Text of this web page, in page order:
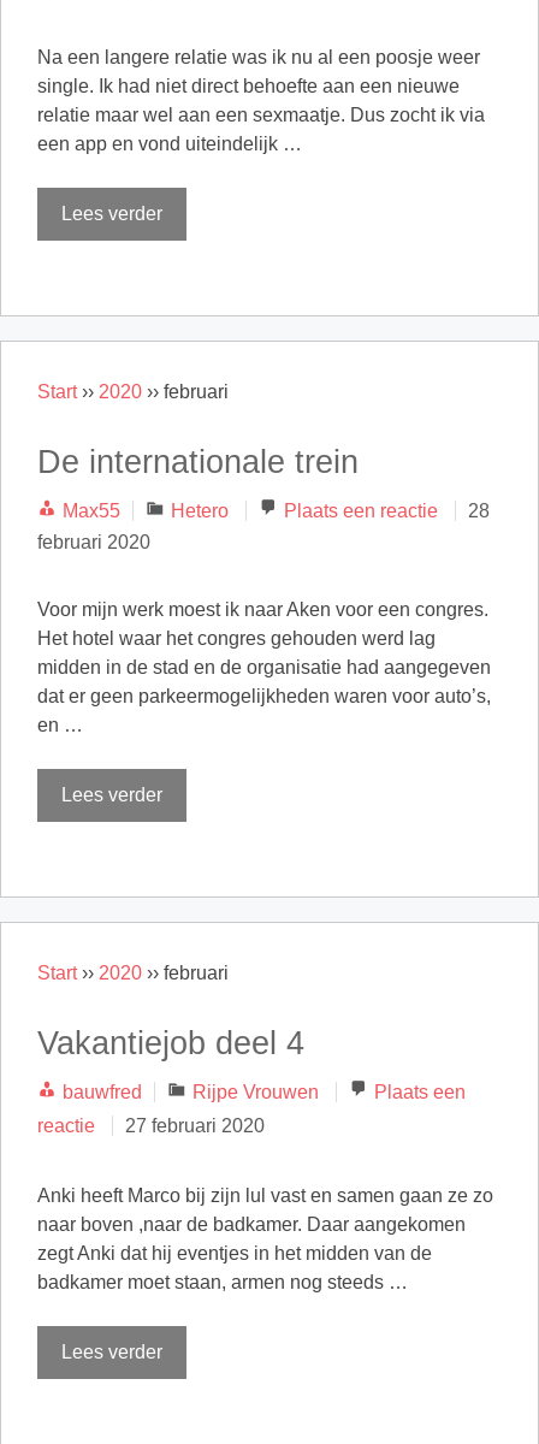
Na een langere relatie was ik nu al een poosje weer
single. Ik had niet direct behoefte aan een nieuwe
relatie maar wel aan een sexmaatje. Dus zocht ik via
een app en vond uiteindelijk …
Lees verder
Start›› 2020 ›› februari
De internationale trein
Max55 Categorieën
Hetero Plaats een reactie
28
februari 2020
Voor mijn werk moest ik naar Aken voor een congres.
Het hotel waar het congres gehouden werd lag
midden in de stad en de organisatie had aangegeven
dat er geen parkeermogelijkheden waren voor auto’s,
en …
Lees verder
Start›› 2020 ›› februari
Vakantiejob deel 4
bauwfred Categorieën
Rijpe Vrouwen
Plaats een
reactie
27 februari 2020
Anki heeft Marco bij zijn lul vast en samen gaan ze zo
naar boven ,naar de badkamer. Daar aangekomen
zegt Anki dat hij eventjes in het midden van de
badkamer moet staan, armen nog steeds …
Lees verder